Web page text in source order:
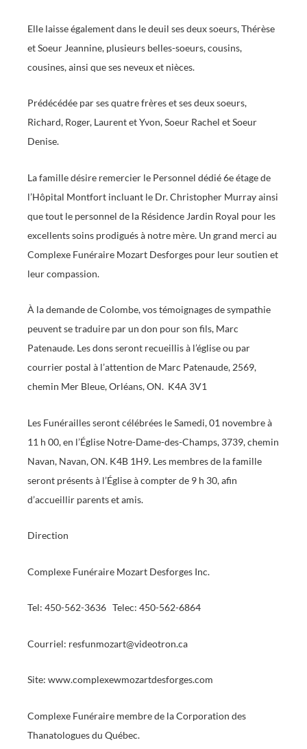
Elle laisse également dans le deuil ses deux soeurs, Thérèse
et Soeur Jeannine, plusieurs belles-soeurs, cousins,
cousines, ainsi que ses neveux et nièces.
Prédécédée par ses quatre frères et ses deux soeurs,
Richard, Roger, Laurent et Yvon, Soeur Rachel et Soeur
Denise.
La famille désire remercier le Personnel dédié 6e étage de
l’Hôpital Montfort incluant le Dr. Christopher Murray ainsi
que tout le personnel de la Résidence Jardin Royal pour les
excellents soins prodigués à notre mère. Un grand merci au
Complexe Funéraire Mozart Desforges pour leur soutien et
leur compassion.
À la demande de Colombe, vos témoignages de sympathie
peuvent se traduire par un don pour son fils, Marc
Patenaude. Les dons seront recueillis à l’église ou par
courrier postal à l’attention de Marc Patenaude, 2569,
chemin Mer Bleue, Orléans, ON. K4A 3V1
Les Funérailles seront célébrées le Samedi, 01 novembre à
11 h 00, en l’Église Notre-Dame-des-Champs, 3739, chemin
Navan, Navan, ON. K4B 1H9. Les membres de la famille
seront présents à l’Église à compter de 9 h 30, afin
d’accueillir parents et amis.
Direction
Complexe Funéraire Mozart Desforges Inc.
Tel: 450-562-3636 Telec: 450-562-6864
Courriel: resfunmozart@videotron.ca
Site: www.complexewmozartdesforges.com
Complexe Funéraire membre de la Corporation des
Thanatologues du Québec.